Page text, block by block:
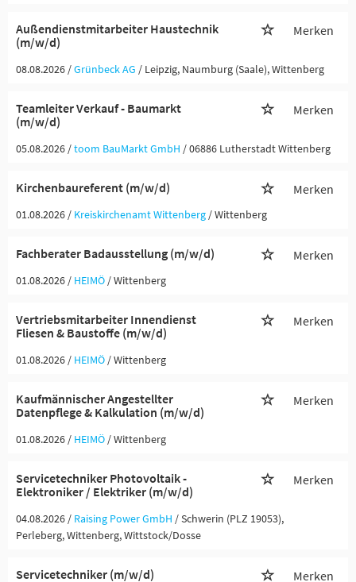
Außendienstmitarbeiter Haustechnik
(m/w/d)
Merken
08.08.2026 /Grünbeck AG / Leipzig, Naumburg (Saale), Wittenberg
Teamleiter Verkauf - Baumarkt
(m/w/d)
Merken
05.08.2026 /toom BauMarkt GmbH / 06886 Lutherstadt Wittenberg
Kirchenbaureferent (m/w/d) Merken
01.08.2026 / Kreiskirchenamt Wittenberg / Wittenberg
Fachberater Badausstellung (m/w/d) Merken
01.08.2026 / HEIMÖ / Wittenberg
Vertriebsmitarbeiter Innendienst
Fliesen & Baustoffe (m/w/d)
Merken
01.08.2026 / HEIMÖ / Wittenberg
Kaufmännischer Angestellter
Datenpflege & Kalkulation (m/w/d)
Merken
01.08.2026 / HEIMÖ / Wittenberg
Servicetechniker Photovoltaik -
Elektroniker / Elektriker (m/w/d)
Merken
04.08.2026 / Raising Power GmbH / Schwerin (PLZ 19053),
Perleberg, Wittenberg, Wittstock/Dosse
Servicetechniker (m/w/d) Merken